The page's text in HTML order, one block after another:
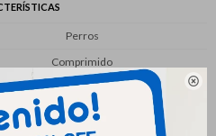

Perros
Comprimido
pueden interesar